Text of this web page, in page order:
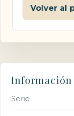
Volver al
Información
Serie